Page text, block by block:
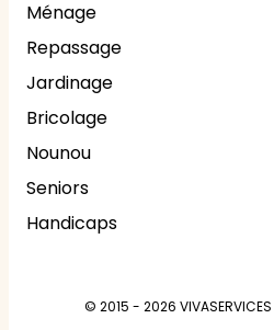
Ménage
Repassage
Jardinage
Bricolage
Nounou
Seniors
Handicaps
© 2015 - 2026 VIVASERVICES